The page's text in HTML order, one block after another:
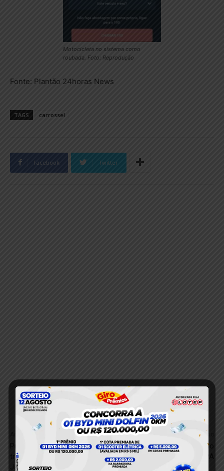
Motocicleta no sistema como
roubada. Foto: Reprodução
Fonte: Plantão 24horas News
TAGS carrossel
Facebook Twitter
Prisão em flagrante por
tráfico de entorpecentes em
Jacareacanga
Próximo
Homem é flagrado furtando
lâmpada em Itaituba, no PA